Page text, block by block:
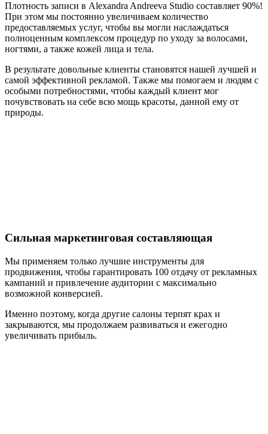
Плотность записи в Alexandra Andreeva Studio составляет 90%!
При этом мы постоянно увеличиваем количество
предоставляемых услуг, чтобы вы могли наслаждаться
полноценным комплексом процедур по уходу за волосами,
ногтями, а также кожей лица и тела.
В результате довольные клиенты становятся нашей лучшей и
самой эффективной рекламой. Также мы помогаем и людям с
особыми потребностями, чтобы каждый клиент мог
почувствовать на себе всю мощь красоты, данной ему от
природы.
Сильная маркетинговая составляющая
Мы применяем только лучшие инструменты для
продвижения, чтобы гарантировать 100 отдачу от рекламных
кампаний и привлечение аудитории с максимально
возможной конверсией.
Именно поэтому, когда другие салоны терпят крах и
закрываются, мы продолжаем развиваться и ежегодно
увеличивать прибыль.